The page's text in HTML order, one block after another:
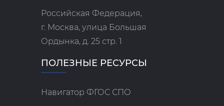
Российская Федерация,
г. Москва, улица Большая
Ордынка, д. 25 стр. 1
ПОЛЕЗНЫЕ РЕСУРСЫ
Навигатор ФГОС СПО